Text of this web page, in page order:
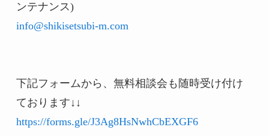
ンテナンス)
info@shikisetsubi-m.com
下記フォームから、無料相談会も随時受け付け
https://forms.gle/J3Ag8HsNwhCbEXGF6